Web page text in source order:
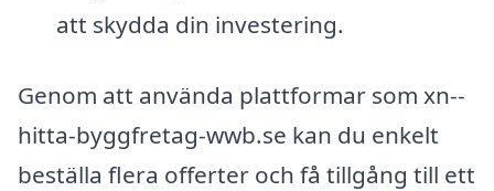
att skydda din investering.
Genom att använda plattformar som xn--
hitta-byggfretag-wwb.se kan du enkelt
beställa flera offerter och få tillgång till ett